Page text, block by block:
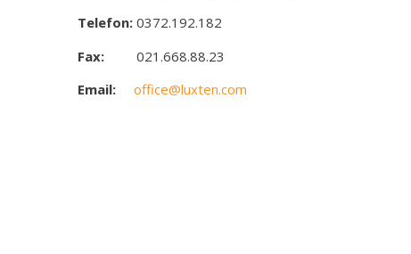
Telefon: 0372.192.182
Fax: 021.668.88.23
Email: office@luxten.com